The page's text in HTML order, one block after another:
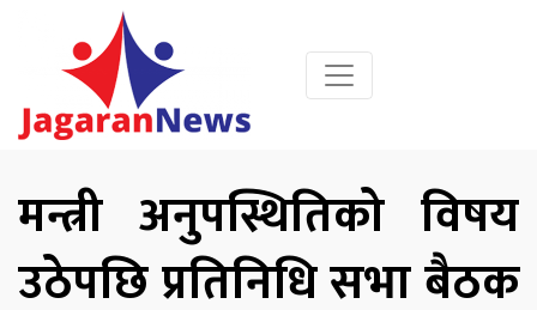
मन्त्री अनुपस्थितिको विषय
उठेपछि प्रतिनिधि सभा बैठक